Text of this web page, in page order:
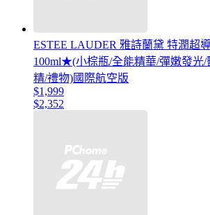
ESTEE LAUDER 雅詩蘭黛 特潤超
100ml★(小棕瓶/全能精華/彈嫩發光/
精/禮物)國際航空版
$1,999
$2,352